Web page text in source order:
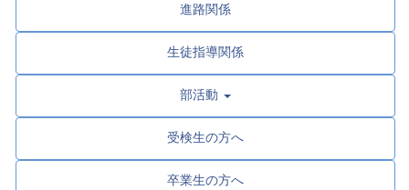
進路関係
生徒指導関係
部活動
受検生の方へ
卒業生の方へ